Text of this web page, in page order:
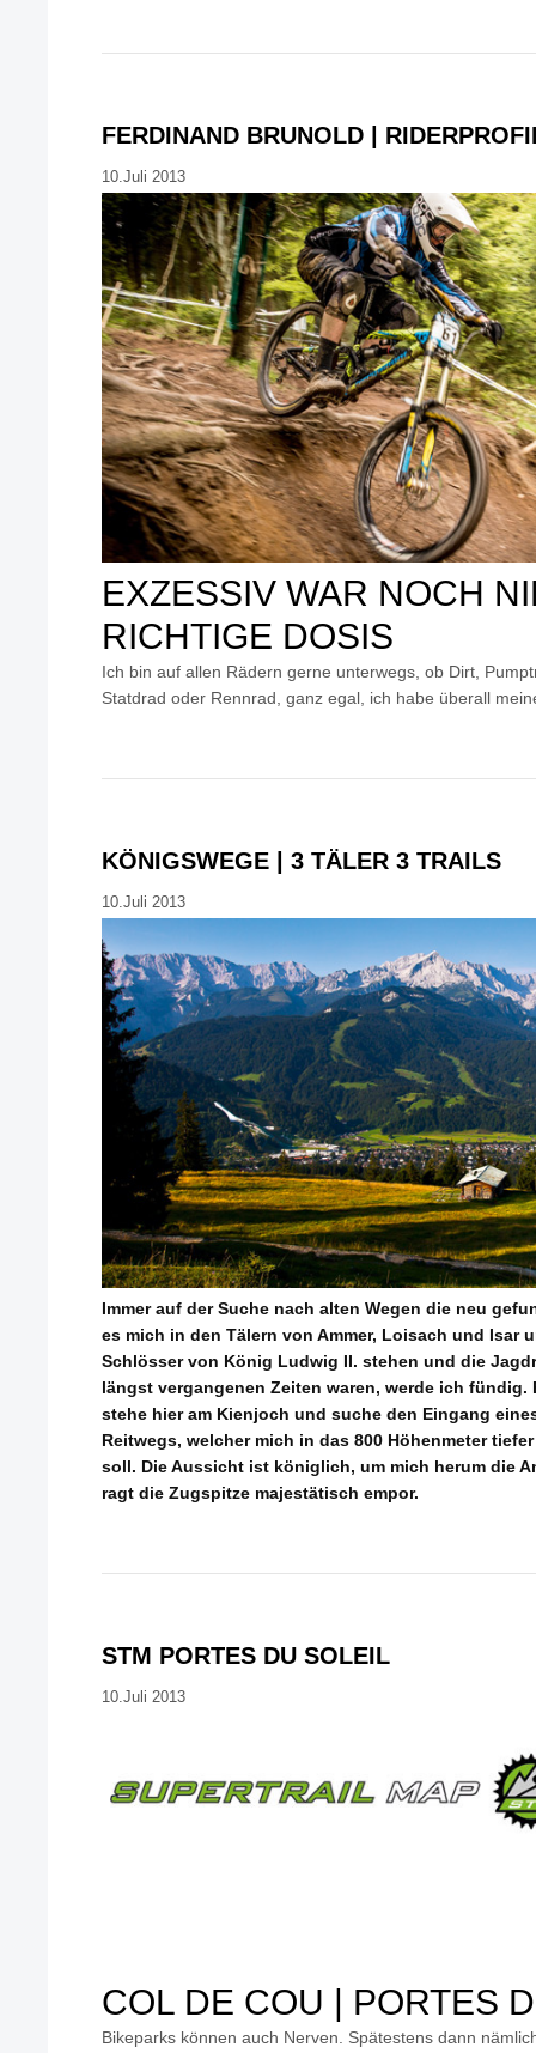
FERDINAND BRUNOLD |
10.Juli 2013
EXZESSIV WAR NOCH
RICHTIGE DOSIS
Ich bin auf allen Rädern gerne unterwegs, ob Dirt,
Statdrad oder Rennrad, ganz egal, ich habe überall
KÖNIGSWEGE | 3 TÄLER 3 TRAILS
10.Juli 2013
Immer auf der Suche nach alten Wegen die neu
es mich in den Tälern von Ammer, Loisach und Isar
Schlösser von König Ludwig II. stehen und die
längst vergangenen Zeiten waren, werde ich
stehe hier am Kienjoch und suche den Eingang
Reitwegs, welcher mich in das 800 Höhenmeter
soll. Die Aussicht ist königlich, um mich herum die
ragt die Zugspitze majestätisch empor.
STM PORTES DU SOLEIL
10.Juli 2013
COL DE COU | PORTES
Bikeparks können auch Nerven. Spätestens dann